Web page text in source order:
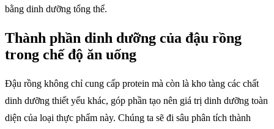
bằng dinh dưỡng tổng thể.
Thành phần dinh dưỡng của đậu rồng
trong chế độ ăn uống
Đậu rồng không chỉ cung cấp protein mà còn là kho tàng các chất
dinh dưỡng thiết yếu khác, góp phần tạo nên giá trị dinh dưỡng toàn
diện của loại thực phẩm này. Chúng ta sẽ đi sâu phân tích thành